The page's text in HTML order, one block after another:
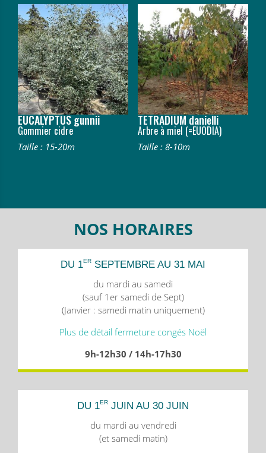
EUCALYPTUS gunnii
Gommier cidre
Taille : 15-20m
TETRADIUM danielli
Arbre à miel (=EUODIA)
Taille : 8-10m
NOS HORAIRES
DU 1ER SEPTEMBRE AU 31 MAI
du mardi au samedi
(sauf 1er samedi de Sept)
(Janvier : samedi matin uniquement)
Plus de détail fermeture congés Noël
9h-12h30 / 14h-17h30
DU 1ER JUIN AU 30 JUIN
du mardi au vendredi
(et samedi matin)